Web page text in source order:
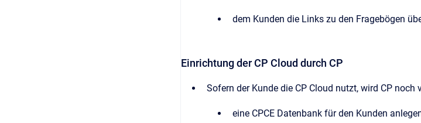
dem Kunden die Links zu den Fragebögen
Einrichtung der CP Cloud durch CP
Sofern der Kunde die CP Cloud nutzt, wird CP noch
eine CPCE Datenbank für den Kunden